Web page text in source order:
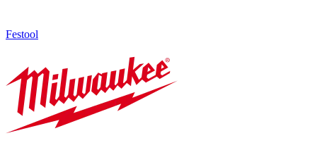
Festool